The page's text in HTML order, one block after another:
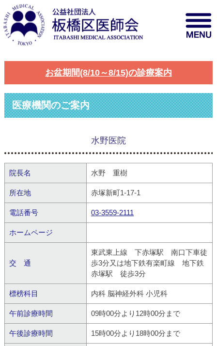
お盆期間(8/10～8/15)の診療案内
医療機関のご案内
水野医院
院長名 水野 重樹
所在地 赤塚新町1-17-1
電話番号 03-3559-2111
ホームページ
交 通
東武東上線 下赤塚駅 南口下車徒
歩3分又は地下鉄有楽町線 地下鉄
赤塚駅 徒歩3分
標榜科目 内科 脳神経外科 小児科
午前診療時間 09時00分より12時00分まで
午後診療時間 15時00分より18時00分まで